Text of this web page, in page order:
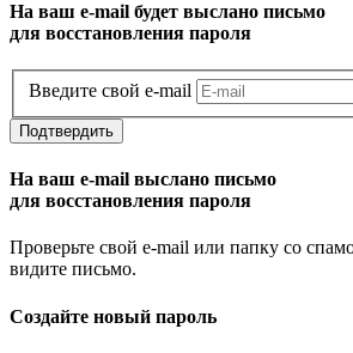
На ваш e-mail будет выслано письмо
для восстановления пароля
Введите свой e-mail
Подтвердить
На ваш e-mail выслано письмо
для восстановления пароля
Проверьте свой e-mail или папку со
видите письмо.
Создайте новый пароль